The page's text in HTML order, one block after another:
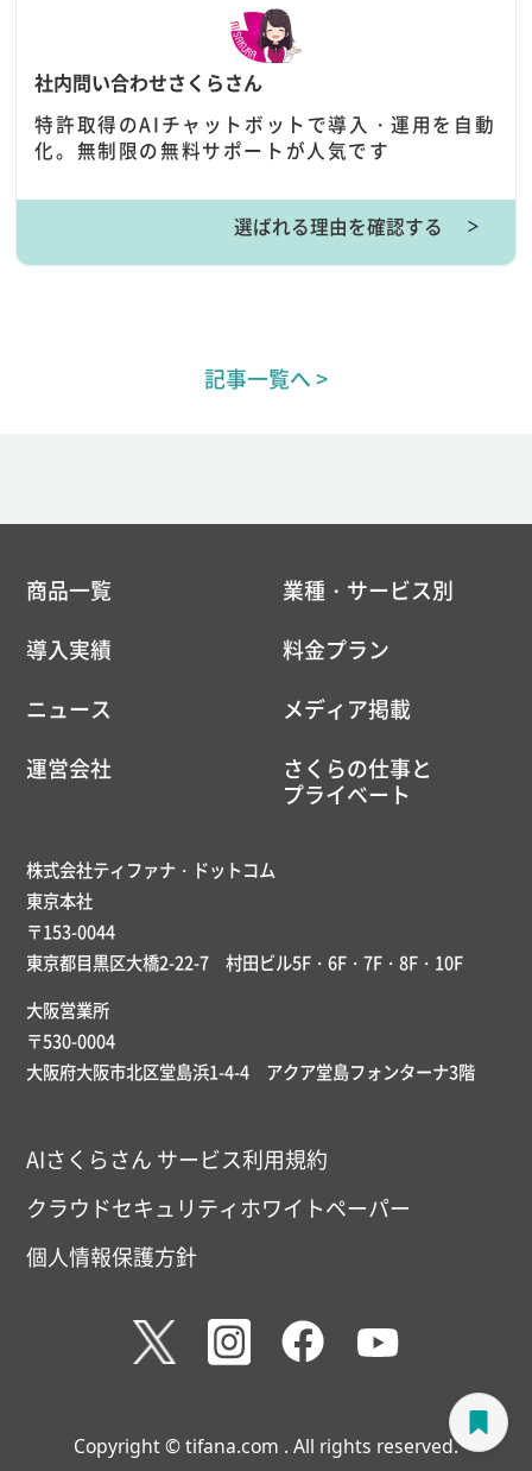
社内問い合わせさくらさん
特許取得のAIチャットボットで導入・運用を自動
化。無制限の無料サポートが人気です
選ばれる理由を確認する ＞
記事一覧へ >
商品一覧
業種・サービス別
導入実績
料金プラン
ニュース
メディア掲載
運営会社
さくらの仕事と
プライベート
株式会社ティファナ・ドットコム
東京本社
〒153-0044
東京都目黒区大橋2-22-7 村田ビル5F・6F・7F・8F・10F
大阪営業所
〒530-0004
大阪府大阪市北区堂島浜1-4-4 アクア堂島フォンターナ3階
AIさくらさん サービス利用規約
クラウドセキュリティホワイトペーパー
個人情報保護方針
Copyright © tifana.com . All rights reserved.